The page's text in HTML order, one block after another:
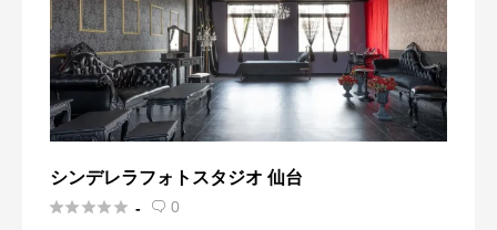
シンデレラフォトスタジオ 仙台
 -  0